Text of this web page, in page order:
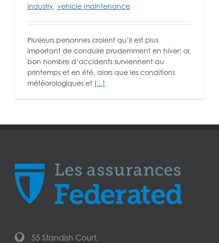
industry, vehicle maintenance
Plusieurs personnes croient qu’il est plus
important de conduire prudemment en hiver; or,
bon nombre d’accidents surviennent au
printemps et en été, alors que les conditions
météorologiques et [...]
55 Standish Court,